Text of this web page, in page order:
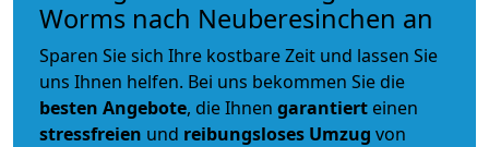
Worms nach Neuberesinchen an
Sparen Sie sich Ihre kostbare Zeit und lassen Sie
uns Ihnen helfen. Bei uns bekommen Sie die
besten Angebote, die Ihnen garantiert einen
stressfreien und reibungsloses Umzug von